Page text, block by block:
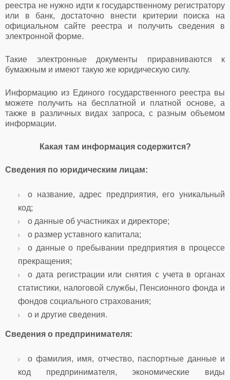
реестра не нужно идти к государственному регистратору
или в банк, достаточно внести критерии поиска на
официальном сайте реестра и получить сведения в
электронной форме.
Такие электронные документы приравниваются к
бумажным и имеют такую же юридическую силу.
Информацию из Единого государственного реестра вы
можете получить на бесплатной и платной основе, а
также в различных видах запроса, с разным объемом
информации.
Какая там информация содержится?
Сведения по юридическим лицам:
o название, адрес предприятия, его уникальный
код;
o данные об участниках и директоре;
o размер уставного капитала;
o данные о пребывании предприятия в процессе
прекращения;
o дата регистрации или снятия с учета в органах
статистики, налоговой службы, Пенсионного фонда и
фондов социального страхования;
o и другие сведения.
Сведения о предпринимателя:
o фамилия, имя, отчество, паспортные данные и
код предпринимателя, экономические виды